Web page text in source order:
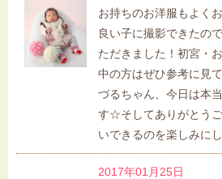
お持ちのお洋服もよく
良い子に撮影できたの
ただきました！初宮・
中の方はぜひ参考に見
づるちゃん、今日は本
す☆そしてありがとう
いできるのを楽しみに
2017年01月25日